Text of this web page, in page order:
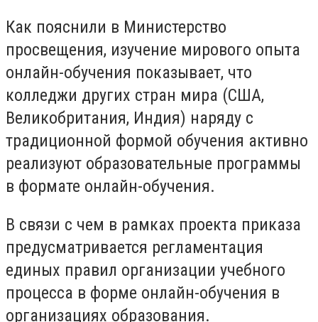
Как пояснили в Министерство
просвещения, изучение мирового опыта
онлайн-обучения показывает, что
колледжи других стран мира (США,
Великобритания, Индия) наряду с
традиционной формой обучения активно
реализуют образовательные программы
в формате онлайн-обучения.
В связи с чем в рамках проекта приказа
предусматривается регламентация
единых правил организации учебного
процесса в форме онлайн-обучения в
организациях образования.